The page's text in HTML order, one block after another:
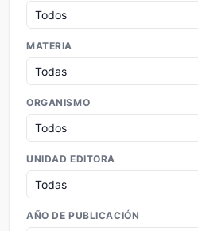
MATERIA
ORGANISMO
UNIDAD EDITORA
AÑO DE PUBLICACIÓN